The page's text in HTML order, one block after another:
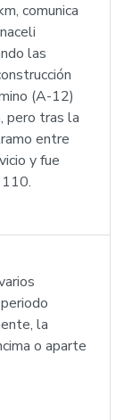
comunica
las
(A-12)
pero tras la
entre
y fue
la
o aparte